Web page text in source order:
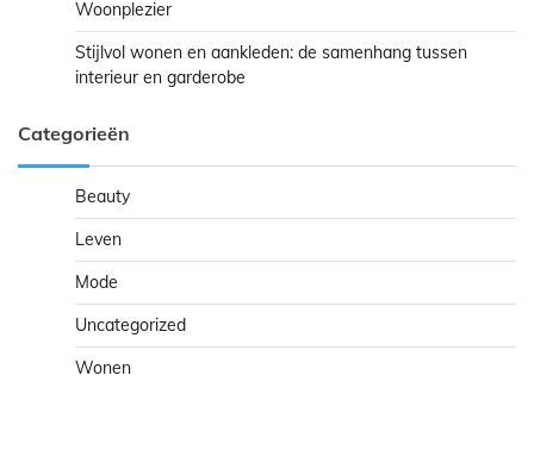
Woonplezier
Stijlvol wonen en aankleden: de samenhang tussen
interieur en garderobe
Categorieën
Beauty
Leven
Mode
Uncategorized
Wonen